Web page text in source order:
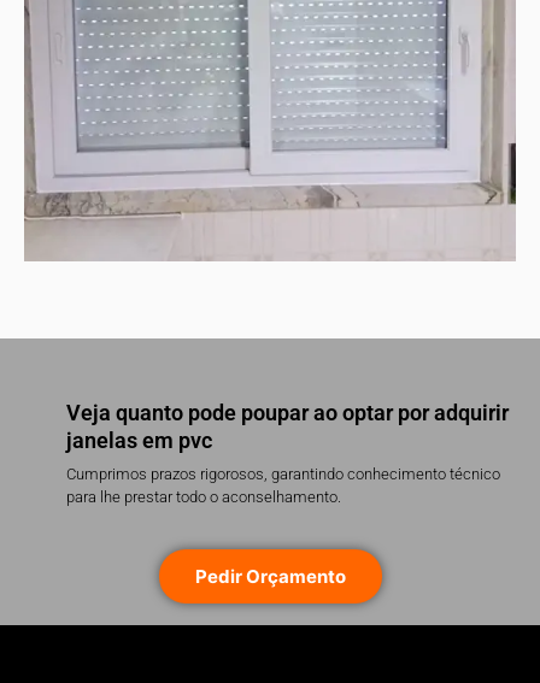
Veja quanto pode poupar ao optar por adquirir
janelas em pvc
Cumprimos prazos rigorosos, garantindo conhecimento técnico
para lhe prestar todo o aconselhamento.
Pedir Orçamento